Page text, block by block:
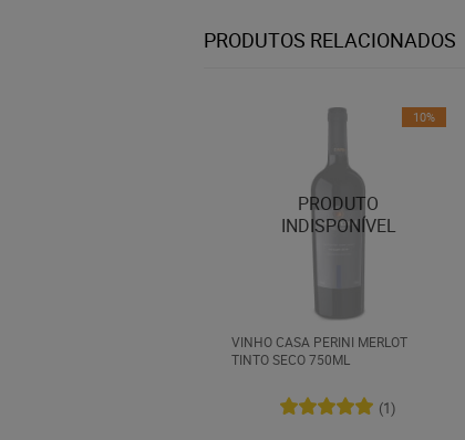
PRODUTOS RELACIONADOS
10%
VINHO CASA PERINI MERLOT
TINTO SECO 750ML
(1)